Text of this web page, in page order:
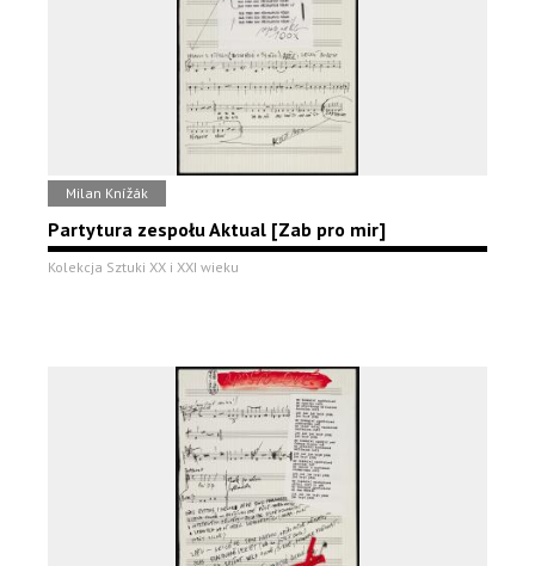
Milan Knížák
Partytura zespołu Aktual [Zab pro mir]
Kolekcja Sztuki XX i XXI wieku